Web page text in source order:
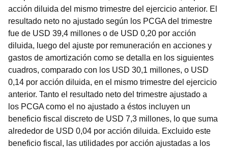
acción diluida del mismo trimestre del ejercicio anterior. El
resultado neto no ajustado según los PCGA del trimestre
fue de USD 39,4 millones o de USD 0,20 por acción
diluida, luego del ajuste por remuneración en acciones y
gastos de amortización como se detalla en los siguientes
cuadros, comparado con los USD 30,1 millones, o USD
0,14 por acción diluida, en el mismo trimestre del ejercicio
anterior. Tanto el resultado neto del trimestre ajustado a
los PCGA como el no ajustado a éstos incluyen un
beneficio fiscal discreto de USD 7,3 millones, lo que suma
alrededor de USD 0,04 por acción diluida. Excluido este
beneficio fiscal, las utilidades por acción ajustadas a los